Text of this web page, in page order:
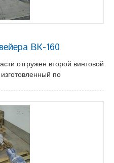
ВК-160
отгружен второй винтовой
по